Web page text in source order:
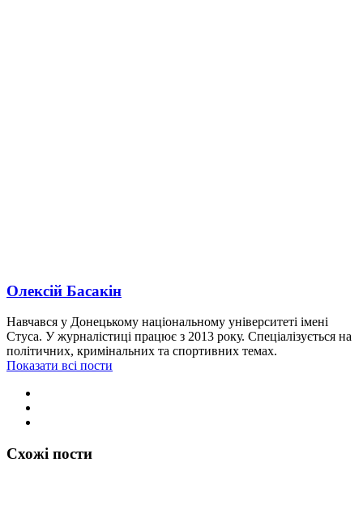
Олексій Басакін
Навчався у Донецькому національному університеті імені
Стуса. У журналістиці працює з 2013 року. Спеціалізується на
політичних, кримінальних та спортивних темах.
Показати всі пости
Схожі пости